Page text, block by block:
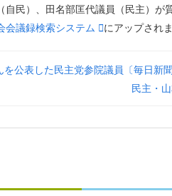
自民）、田名部匡代議員（民主）が
会議録検索システム にアップされま
公表した民主党参院議員〔毎日新聞
民主・